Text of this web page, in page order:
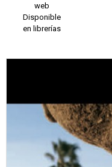
web
Disponible
en librerías